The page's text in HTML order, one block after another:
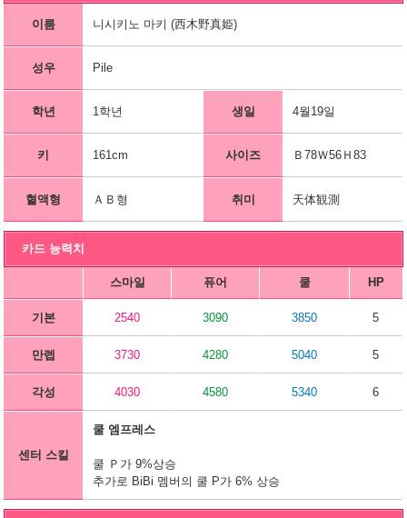
이름 니시키노 마키 (西木野真姫)
성우 Pile
학년 1학년 생일 4월19일
키 161cm 사이즈 Ｂ78Ｗ56Ｈ83
혈액형 ＡＢ형 취미 天体観測
카드 능력치
스마일 퓨어 쿨 HP
기본 2540 3090 3850 5
만렙 3730 4280 5040 5
각성 4030 4580 5340 6
센터 스킬
쿨 엠프레스
쿨 Ｐ가 9%상승
추가로 BiBi 멤버의 쿨 P가 6% 상승